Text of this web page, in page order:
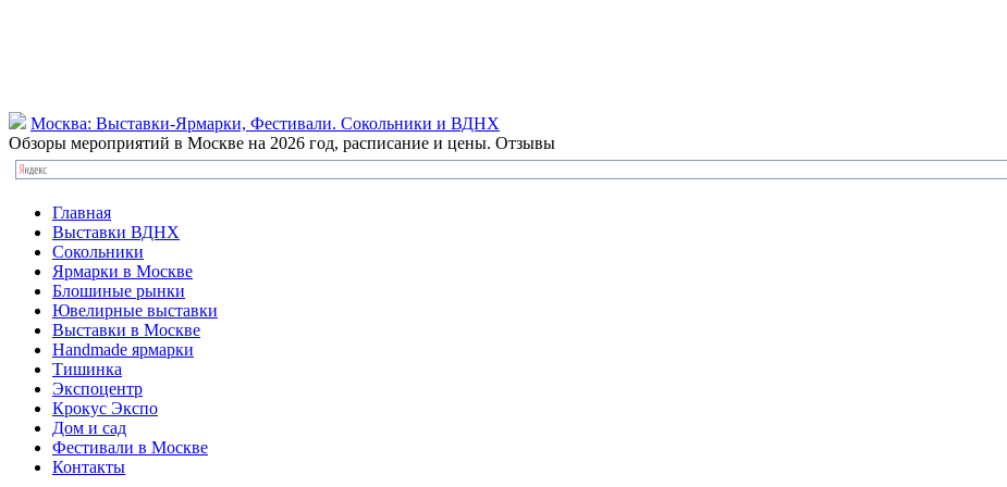
Москва: Выставки-Ярмарки, Фестивали. Сокольники и ВДНХ
Обзоры мероприятий в Москве на 2026 год, расписание и цены. Отзывы
Главная
Выставки ВДНХ
Сокольники
Ярмарки в Москве
Блошиные рынки
Ювелирные выставки
Выставки в Москве
Handmade ярмарки
Тишинка
Экспоцентр
Крокус Экспо
Дом и сад
Фестивали в Москве
Контакты